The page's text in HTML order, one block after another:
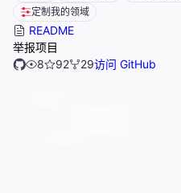
定制我的领域
README
举报项目
8
92 29访问 GitHub